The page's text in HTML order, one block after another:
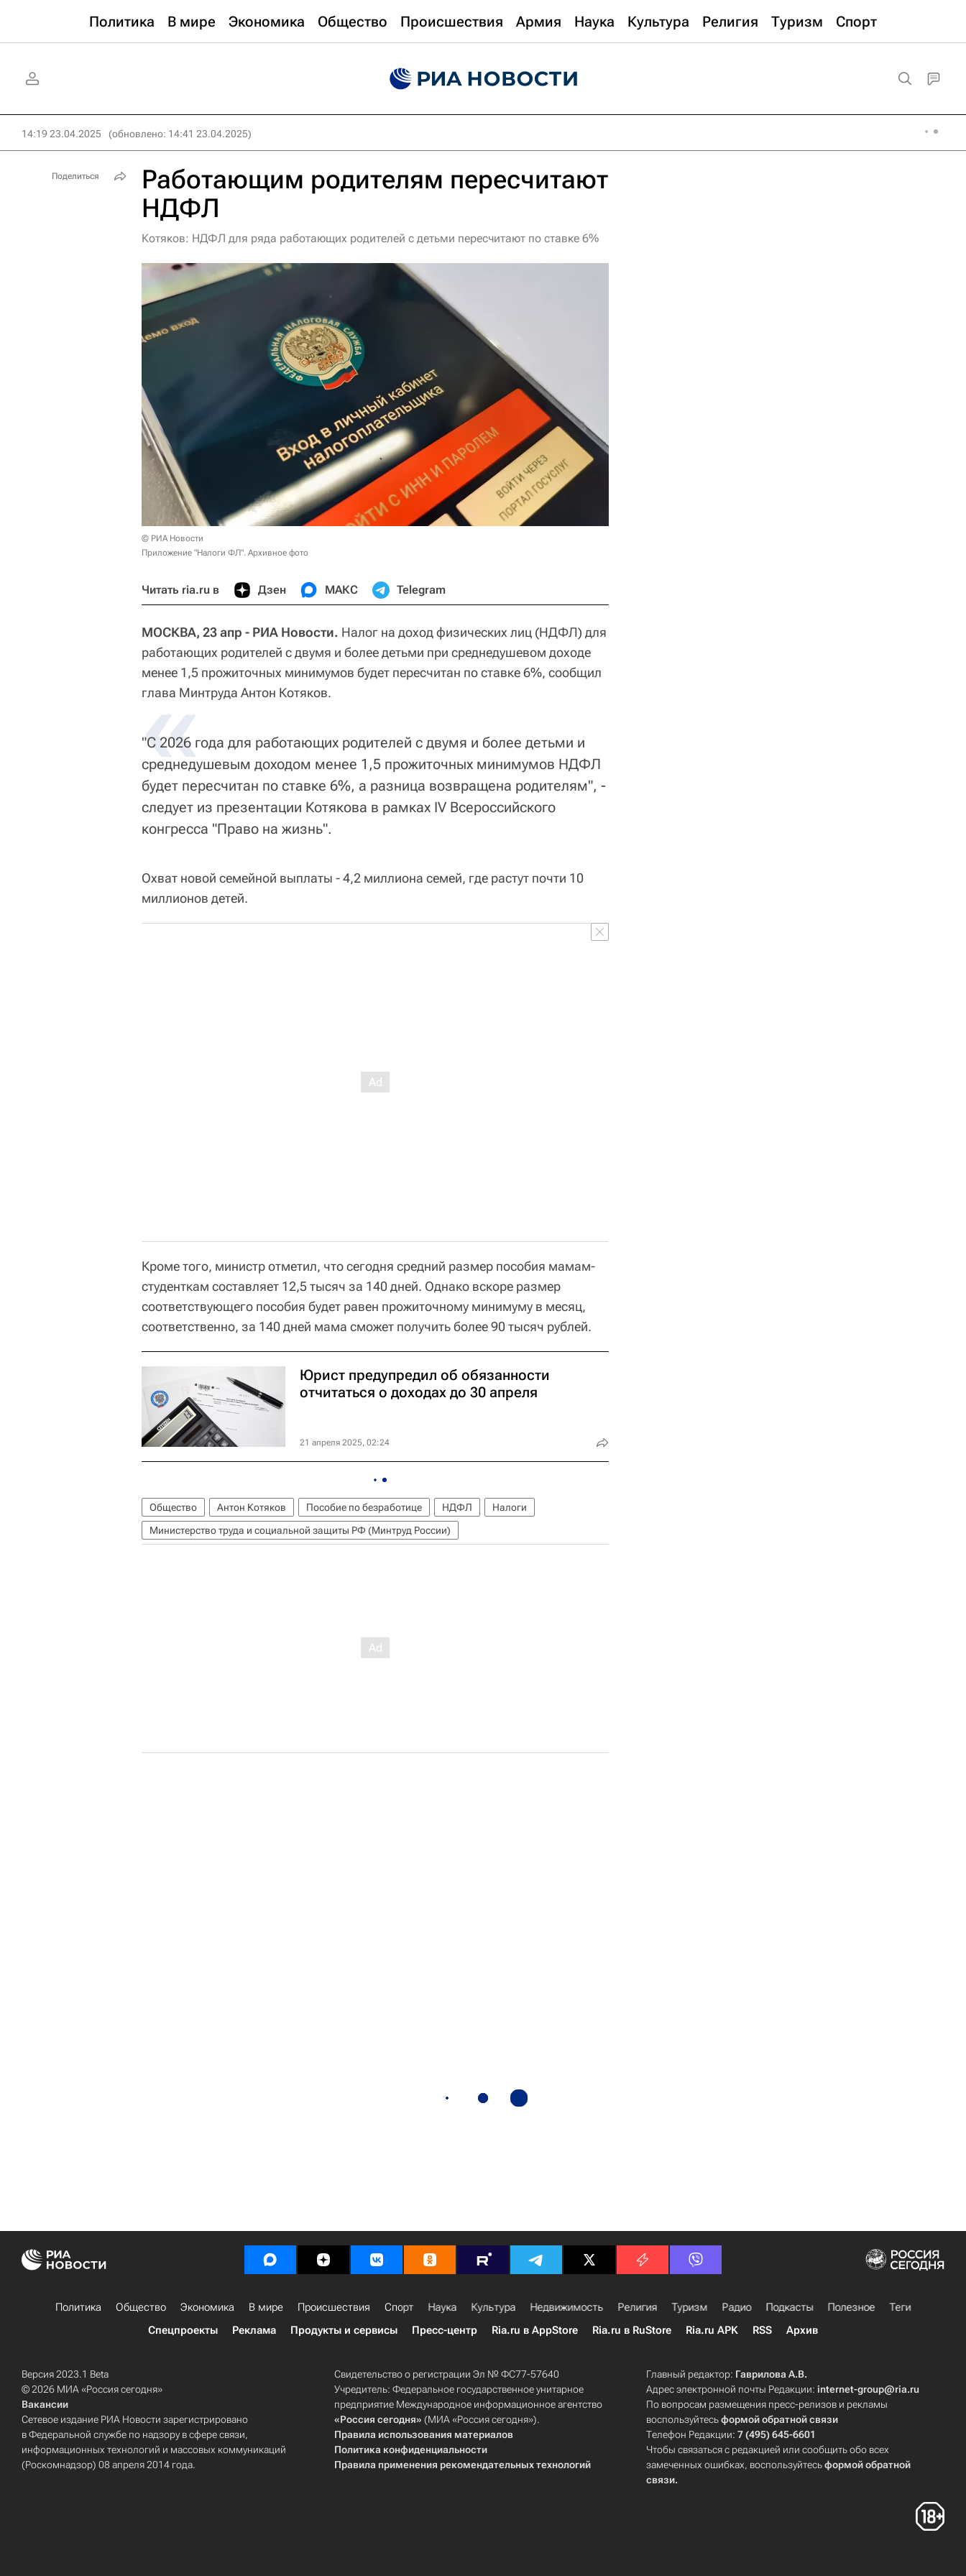
Политика В мире Экономика Общество Происшествия Армия Наука Культура Религия Туризм Спорт
14:19 23.04.2025 (обновлено: 14:41 23.04.2025)
Работающим родителям пересчитают
НДФЛ
Котяков: НДФЛ для ряда работающих родителей с детьми пересчитают по ставке 6%
© РИА Новости
Приложение "Налоги ФЛ". Архивное фото
Читать ria.ru в Дзен МАКС Telegram
МОСКВА, 23 апр - РИА Новости. Налог на доход физических лиц (НДФЛ) для
работающих родителей с двумя и более детьми при среднедушевом доходе
менее 1,5 прожиточных минимумов будет пересчитан по ставке 6%, сообщил
глава Минтруда Антон Котяков.
«
"С 2026 года для работающих родителей с двумя и более детьми и
среднедушевым доходом менее 1,5 прожиточных минимумов НДФЛ
будет пересчитан по ставке 6%, а разница возвращена родителям", -
следует из презентации Котякова в рамках IV Всероссийского
конгресса "Право на жизнь".
Охват новой семейной выплаты - 4,2 миллиона семей, где растут почти 10
миллионов детей.
Кроме того, министр отметил, что сегодня средний размер пособия мамам-
студенткам составляет 12,5 тысяч за 140 дней. Однако вскоре размер
соответствующего пособия будет равен прожиточному минимуму в месяц,
соответственно, за 140 дней мама сможет получить более 90 тысяч рублей.
Юрист предупредил об обязанности
отчитаться о доходах до 30 апреля
21 апреля 2025, 02:24
Общество Антон Котяков Пособие по безработице НДФЛ
Налоги
Министерство труда и социальной защиты РФ (Минтруд России)
Поделиться
Политика Общество Экономика В мире Происшествия Спорт Наука Культура Недвижимость Религия Туризм Радио Подкасты Полезное
Теги
Спецпроекты
Реклама Продукты и сервисы Пресс-центр Ria.ru в AppStore Ria.ru в RuStore Ria.ru APK RSS Архив
Версия 2023.1 Beta
© 2026 МИА «Россия сегодня»
Вакансии
Сетевое издание РИА Новости зарегистрировано
в Федеральной службе по надзору в сфере связи,
информационных технологий и массовых коммуникаций
(Роскомнадзор) 08 апреля 2014 года.
Свидетельство о регистрации Эл № ФС77-57640
Учредитель: Федеральное государственное унитарное
предприятие Международное информационное агентство
«Россия сегодня» (МИА «Россия сегодня»).
Правила использования материалов
Политика конфиденциальности
Правила применения рекомендательных технологий
Главный редактор: Гаврилова А.В.
Адрес электронной почты Редакции:internet-group@ria.ru
По вопросам размещения пресс-релизов и рекламы
воспользуйтесьформой обратной связи
Телефон Редакции:7 (495) 645-6601
Чтобы связаться с редакцией или сообщить обо всех
замеченных ошибках, воспользуйтесьформой обратной
связи.